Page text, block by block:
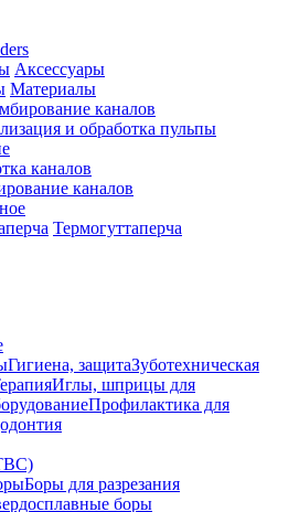
Аксессуары
Материалы
каналов
и обработка пульпы
каналов
каналов
Термогуттаперча
Гигиена, защитаЗуботехническая
Иглы, шприцы для
Профилактика для
Боры для разрезания
боры